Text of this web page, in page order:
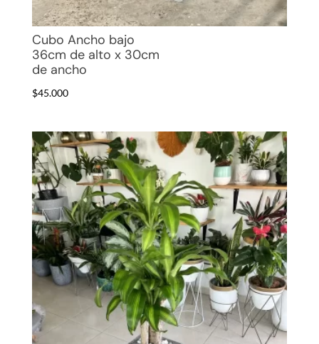
Cubo Ancho bajo
36cm de alto x 30cm
de ancho
$45.000